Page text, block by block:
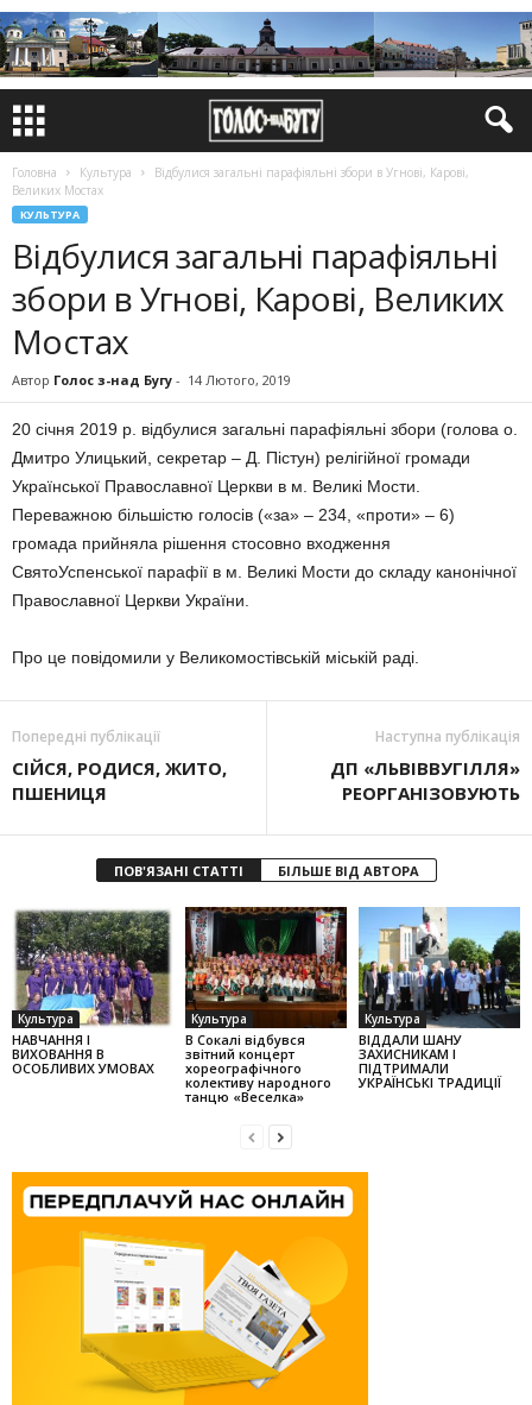
Головна Культура
Відбулися загальні парафіяльні збори в Угнові, Карові,
Великих Мостах
КУЛЬТУРА
Відбулися загальні парафіяльні
збори в Угнові, Карові, Великих
Мостах
Автор Голос з-над Бугу - 14 Лютого, 2019
20 січня 2019 р. відбулися загальні парафіяльні збори (голова о.
Дмитро Улицький, секретар – Д. Пістун) релігійної громади
Української Православної Церкви в м. Великі Мости.
Переважною більшістю голосів («за» – 234, «проти» – 6)
громада прийняла рішення стосовно входження
СвятоУспенської парафії в м. Великі Мости до складу канонічної
Православної Церкви України.
Про це повідомили у Великомостівській міській раді.
Попередні публікації
СІЙСЯ, РОДИСЯ, ЖИТО,
ПШЕНИЦЯ
Наступна публікація
ДП «ЛЬВІВВУГІЛЛЯ»
РЕОРГАНІЗОВУЮТЬ
ПОВ'ЯЗАНІ СТАТТІ БІЛЬШЕ ВІД АВТОРА
Культура
НАВЧАННЯ І
ВИХОВАННЯ В
ОСОБЛИВИХ УМОВАХ
Культура
В Сокалі відбувся
звітний концерт
хореографічного
колек­тиву народного
танцю «Веселка»
Культура
ВІДДАЛИ ШАНУ
ЗАХИСНИКАМ І
ПІДТРИМАЛИ
УКРАЇНСЬКІ ТРАДИЦІЇ